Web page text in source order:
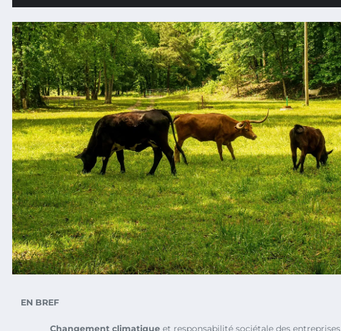
EN BREF
Changement climatique et responsabilité sociétale des entreprises